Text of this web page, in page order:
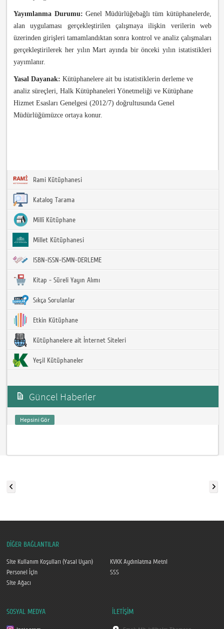
Yayımlanma Durumu:Genel Müdürlüğebağlı tüm kütüphanelerde,
alan uygulaması gerçekleştirilen çalışmaya ilişkin verilerin web
üzerinden girişleri tamamlandıktan sonra kontrol ve analiz çalışmaları
gerçekleştirilerek her yılın Mart ayında bir önceki yılın istatistikleri
yayımlanır.
Yasal Dayanak:Kütüphanelere ait bu istatistiklerin derleme ve
analiz süreçleri, Halk Kütüphaneleri Yönetmeliği ve Kütüphane
Hizmet Esasları Genelgesi (2012/7) doğrultusunda Genel
Müdürlüğümüzce ortaya konur.
Rami Kütüphanesi
Katalog Tarama
Millî Kütüphane
Millet Kütüphanesi
ISBN-ISSN-ISMN-DERLEME
Kitap - Süreli Yayın Alımı
Sıkça Sorulanlar
Etkin Kütüphane
Kütüphanelere ait İnternet Siteleri
Yeşil Kütüphaneler
Güncel Haberler
Hepsini Gör
DİĞER BAĞLANTILAR
Site Kullanım Koşulları (Yasal Uyarı)
KVKK Aydınlatma Metni
Personel İçin
SSS
Site Ağacı
SOSYAL MEDYA İLETİŞİM